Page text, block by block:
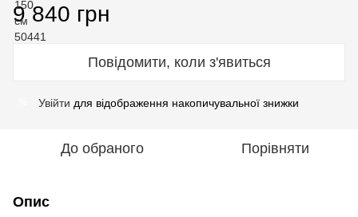
9 840 грн
Повідомити, коли з'явиться
Увійти для відображення накопичувальної знижки
До обраного Порівняти
Опис